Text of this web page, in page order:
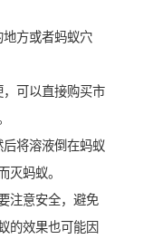
方或者蚂蚁穴
可以直接购买市
将溶液倒在蚂蚁
灭蚂蚁。
注意安全，避免
的效果也可能因